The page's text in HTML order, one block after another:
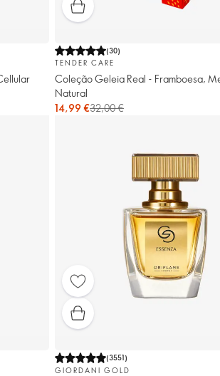
(30)
TENDER CARE
Coleção Geleia Real - Framboesa,
Natural
14,99 €32,00 €
(3551)
GIORDANI GOLD